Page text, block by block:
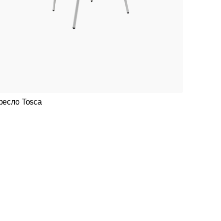
Tosca